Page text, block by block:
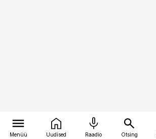
Menüü Uudised Raadio Otsing